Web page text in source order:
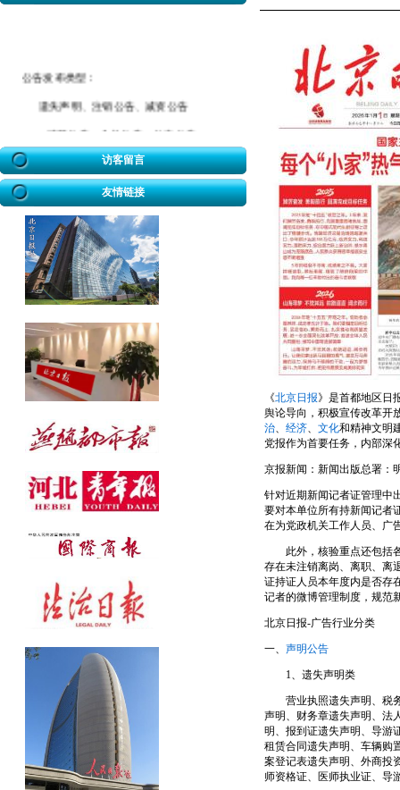
公告发布类型：
遗失声明、注销公告、减资公告
清算公告、合并公告、分立公告
催款公告、拆迁公告、海事公告
迁坟公告、法院公告、送达公告
开业公告、破产公告、协查公告
冒用声明、致歉公告、招标公告
企业迁址公告、房屋权属转移公告
股权转让公告、解除合同公告等
公告发布热线：010-61429368
访客留言
友情链接
《北京日报》是首都地区日
舆论导向，积极宣传改革开
治、 经济、 文化和精神文明
党报作为首要任务，内部深
京报新闻：新闻出版总署：
针对近期新闻记者证管理中
要对本单位所有持新闻记者
在为党政机关工作人员、广
此外，核验重点还包括各
存在未注销离岗、离职、离
证持证人员本年度内是否存
记者的微博管理制度，规范
北京日报-广告行业分类
一、 声明公告
1、遗失声明类
营业执照遗失声明、税务
声明、财务章遗失声明、法
明、报到证遗失声明、导游
租赁合同遗失声明、车辆购
案登记表遗失声明、外商投
师资格证、医师执业证、导